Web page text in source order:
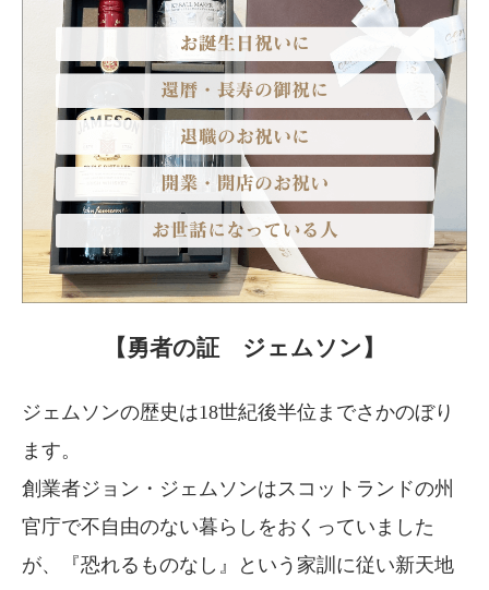
【勇者の証 ジェムソン】
ジェムソンの歴史は18世紀後半位までさかのぼり
ます。
創業者ジョン・ジェムソンはスコットランドの州
官庁で不自由のない暮らしをおくっていました
が、『恐れるものなし』という家訓に従い新天地